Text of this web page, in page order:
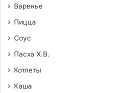
Варенье
Пицца
Соус
Пасха Х.В.
Котлеты
Каша